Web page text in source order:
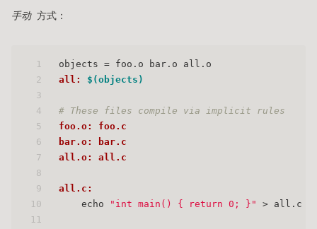
手动方式：
1
2
3
4
5
6
7
8
9
10
11
objects = foo.o bar.o all.o
all: $(objects)
# These files compile via implicit rules
foo.o: foo.c
bar.o: bar.c
all.o: all.c
all.c:
    echo
"int main() { return 0; }" > all.c